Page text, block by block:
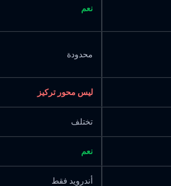
نعم
محدودة
ليس محور تركيز
تختلف
نعم
أندرويد فقط